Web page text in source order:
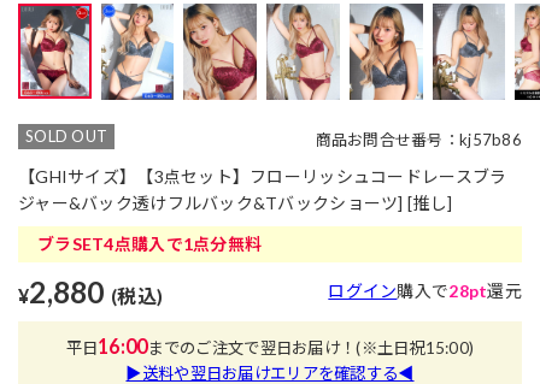
SOLD OUT 商品お問合せ番号：kj57b86
【GHIサイズ】【3点セット】フローリッシュコードレースブラ
ジャー&バック透けフルバック&Tバックショーツ] [推し]
ブラSET4点購入で1点分無料
¥2,880 (税込) ログイン購入で28pt還元
平日16:00までのご注文で翌日お届け！(※土日祝15:00)
▶送料や翌日お届けエリアを確認する◀